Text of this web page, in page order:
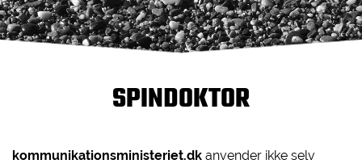
SPINDOKTOR
kommunikationsministeriet.dk anvender ikke selv